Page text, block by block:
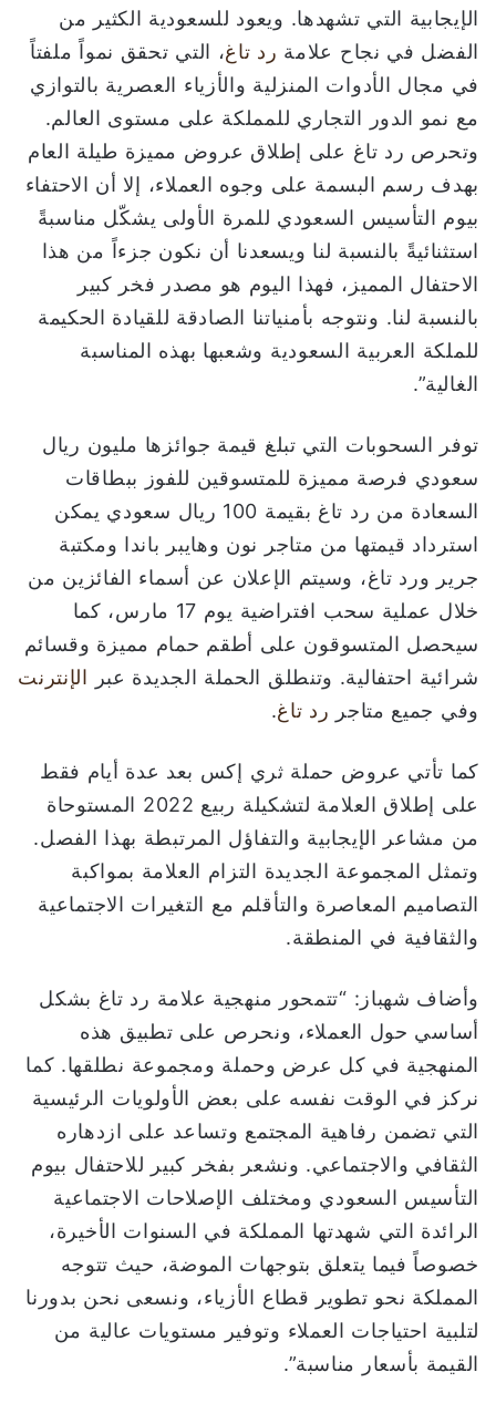
الإيجابية التي تشهدها. ويعود للسعودية الكثير من
الفضل في نجاح علامة رد تاغ، التي تحقق نمواً ملفتاً
في مجال الأدوات المنزلية والأزياء العصرية بالتوازي
مع نمو الدور التجاري للمملكة على مستوى العالم.
وتحرص رد تاغ على إطلاق عروض مميزة طيلة العام
بهدف رسم البسمة على وجوه العملاء، إلا أن الاحتفاء
بيوم التأسيس السعودي للمرة الأولى يشكّل مناسبةً
استثنائيةً بالنسبة لنا ويسعدنا أن نكون جزءاً من هذا
الاحتفال المميز، فهذا اليوم هو مصدر فخر كبير
بالنسبة لنا. ونتوجه بأمنياتنا الصادقة للقيادة الحكيمة
للملكة العربية السعودية وشعبها بهذه المناسبة
الغالية”.
توفر السحوبات التي تبلغ قيمة جوائزها مليون ريال
سعودي فرصة مميزة للمتسوقين للفوز ببطاقات
السعادة من رد تاغ بقيمة 100 ريال سعودي يمكن
استرداد قيمتها من متاجر نون وهايبر باندا ومكتبة
جرير ورد تاغ، وسيتم الإعلان عن أسماء الفائزين من
خلال عملية سحب افتراضية يوم 17 مارس، كما
سيحصل المتسوقون على أطقم حمام مميزة وقسائم
شرائية احتفالية. وتنطلق الحملة الجديدة عبر الإنترنت
وفي جميع متاجر رد تاغ.
كما تأتي عروض حملة ثري إكس بعد عدة أيام فقط
على إطلاق العلامة لتشكيلة ربيع 2022 المستوحاة
من مشاعر الإيجابية والتفاؤل المرتبطة بهذا الفصل.
وتمثل المجموعة الجديدة التزام العلامة بمواكبة
التصاميم المعاصرة والتأقلم مع التغيرات الاجتماعية
والثقافية في المنطقة.
وأضاف شهباز: “تتمحور منهجية علامة رد تاغ بشكل
أساسي حول العملاء، ونحرص على تطبيق هذه
المنهجية في كل عرض وحملة ومجموعة نطلقها. كما
نركز في الوقت نفسه على بعض الأولويات الرئيسية
التي تضمن رفاهية المجتمع وتساعد على ازدهاره
الثقافي والاجتماعي. ونشعر بفخر كبير للاحتفال بيوم
التأسيس السعودي ومختلف الإصلاحات الاجتماعية
الرائدة التي شهدتها المملكة في السنوات الأخيرة،
خصوصاً فيما يتعلق بتوجهات الموضة، حيث تتوجه
المملكة نحو تطوير قطاع الأزياء، ونسعى نحن بدورنا
لتلبية احتياجات العملاء وتوفير مستويات عالية من
القيمة بأسعار مناسبة”.